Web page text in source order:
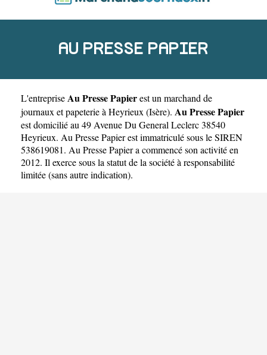
AU PRESSE PAPIER
L'entrepriseAu Presse Papierest un marchand de
journaux et papeterie à Heyrieux (Isère). Au Presse Papier
est domicilié au 49 Avenue Du General Leclerc 38540
Heyrieux. Au Presse Papier est immatriculé sous le SIREN
538619081. Au Presse Papier a commencé son activité en
2012. Il exerce sous la statut de la société à responsabilité
limitée (sans autre indication).